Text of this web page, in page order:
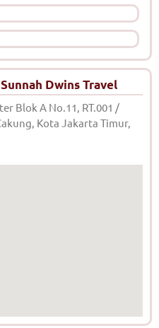
Dwins Travel
Blok A No.11, RT.001 /
Kota Jakarta Timur,